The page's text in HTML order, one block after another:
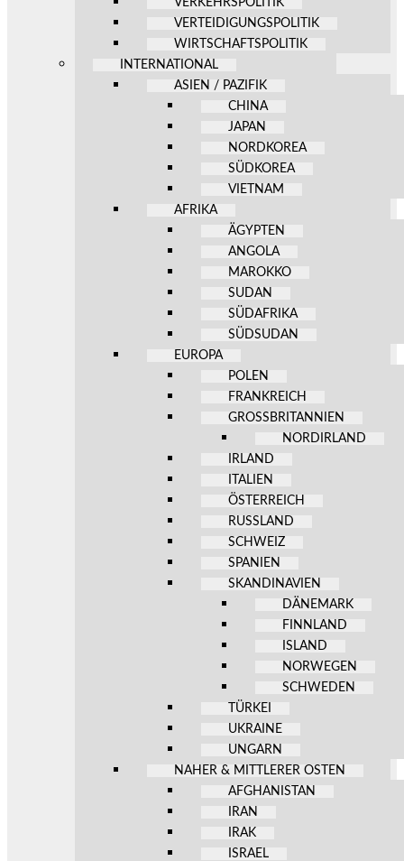
VERTEIDIGUNGSPOLITIK
WIRTSCHAFTSPOLITIK
INTERNATIONAL
ASIEN / PAZIFIK
CHINA
JAPAN
NORDKOREA
SÜDKOREA
VIETNAM
AFRIKA
ÄGYPTEN
ANGOLA
MAROKKO
SUDAN
SÜDAFRIKA
SÜDSUDAN
EUROPA
POLEN
FRANKREICH
GROSSBRITANNIEN
NORDIRLAND
IRLAND
ITALIEN
ÖSTERREICH
RUSSLAND
SCHWEIZ
SPANIEN
SKANDINAVIEN
DÄNEMARK
FINNLAND
ISLAND
NORWEGEN
SCHWEDEN
TÜRKEI
UKRAINE
UNGARN
NAHER & MITTLERER OSTEN
AFGHANISTAN
IRAN
IRAK
ISRAEL